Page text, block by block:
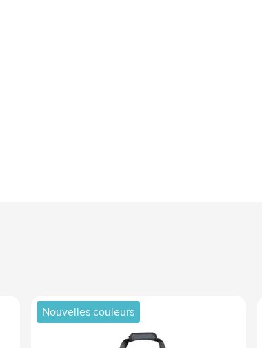
Nouvelles couleurs